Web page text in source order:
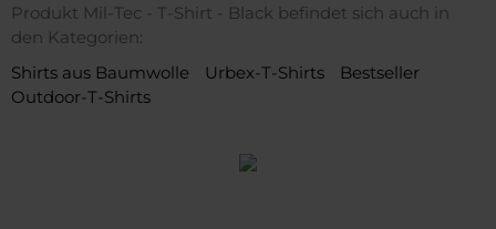
Produkt Mil-Tec - T-Shirt - Black befindet sich auch in
den Kategorien:
Shirts aus Baumwolle
Urbex-T-Shirts
Bestseller
Outdoor-T-Shirts